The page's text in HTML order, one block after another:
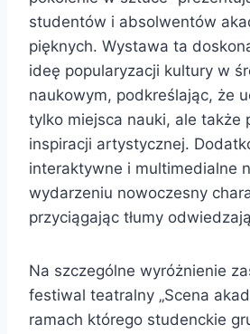
studentów i absolwentów
pięknych. Wystawa ta
ideę popularyzacji kultury w
naukowym, podkreślając, że
tylko miejsca nauki, ale także
inspiracji artystycznej.
interaktywne i multimedialne
wydarzeniu nowoczesny
przyciągając tłumy
Na szczególne wyróżnienie
festiwal teatralny „Scena
ramach którego studenckie